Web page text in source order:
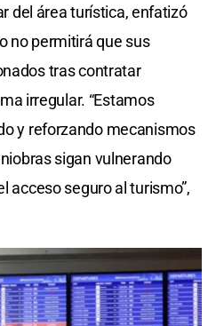
del área turística, enfatizó
no permitirá que sus
tras contratar
irregular. “Estamos
y reforzando mecanismos
sigan vulnerando
acceso seguro al turismo”,